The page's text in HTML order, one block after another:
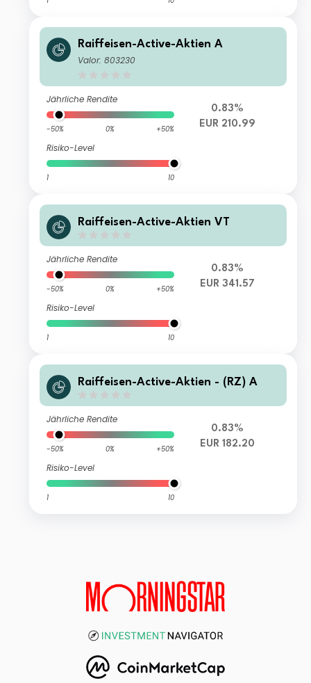
Raiffeisen-Active-Aktien A
Valor: 803230
Jährliche Rendite
-50% 0% +50%
Risiko-Level
1 10
0.83%
EUR 210.99
Raiffeisen-Active-Aktien VT
Jährliche Rendite
-50% 0% +50%
Risiko-Level
1 10
0.83%
EUR 341.57
Raiffeisen-Active-Aktien - (RZ) A
Jährliche Rendite
-50% 0% +50%
Risiko-Level
1 10
0.83%
EUR 182.20